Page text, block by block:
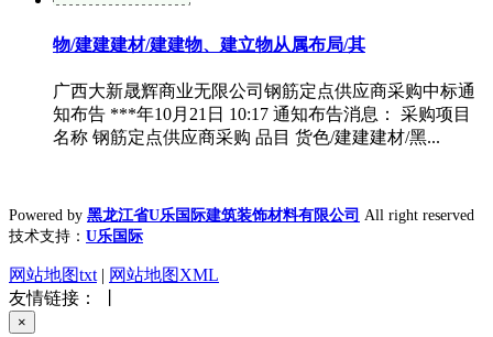
物/建建建材/建建物、建立物从属布局/其
广西大新晟辉商业无限公司钢筋定点供应商采购中标通
知布告 ***年10月21日 10:17 通知布告消息： 采购项目
名称 钢筋定点供应商采购 品目 货色/建建建材/黑...
Powered by 黑龙江省U乐国际建筑装饰材料有限公司 All right reserved
技术支持： U乐国际
网站地图txt | 网站地图XML
友情链接： 丨
×